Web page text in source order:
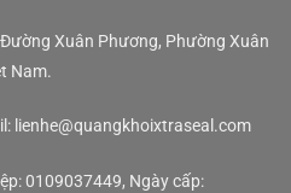
Xuân Phương, Phường Xuân
Nam.
lienhe@quangkhoixtraseal.com
0109037449, Ngày cấp: